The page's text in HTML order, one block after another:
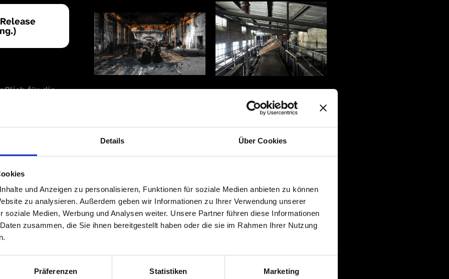
Details Über Cookies
und Anzeigen zu personalisieren, Funktionen für soziale Medien anbieten zu können
zu analysieren. Außerdem geben wir Informationen zu Ihrer Verwendung unserer
soziale Medien, Werbung und Analysen weiter. Unsere Partner führen diese Informationen
zusammen, die Sie ihnen bereitgestellt haben oder die sie im Rahmen Ihrer Nutzung
Präferenzen Statistiken Marketing
für die
ist
und
bei.
die über die
Sie sich
unter
die zur